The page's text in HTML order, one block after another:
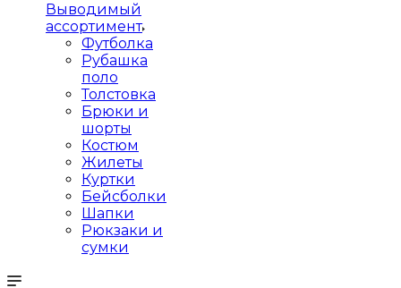
Выводимый
ассортимент
Футболка
Рубашка
поло
Толстовка
Брюки и
шорты
Костюм
Жилеты
Куртки
Бейсболки
Шапки
Рюкзаки и
сумки